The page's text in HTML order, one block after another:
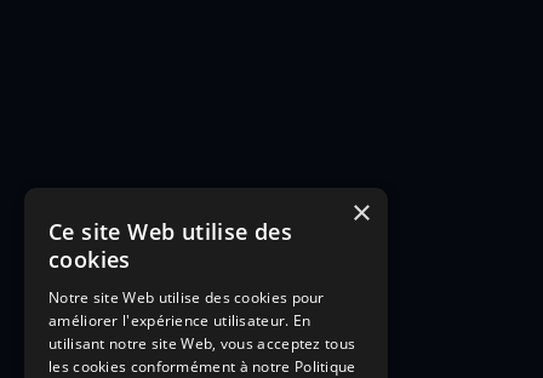
×
Ce site Web utilise des
cookies
Notre site Web utilise des cookies pour
améliorer l'expérience utilisateur. En
utilisant notre site Web, vous acceptez tous
les cookies conformément à notre Politique